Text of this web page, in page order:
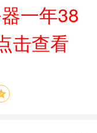
一年38
击查看